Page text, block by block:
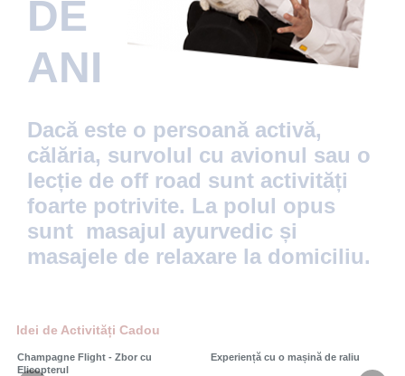
DE
ANI
Dacă este o persoană activă,
călăria, survolul cu avionul sau o
lecție de off road sunt activități
foarte potrivite. La polul opus
sunt masajul ayurvedic și
masajele de relaxare la domiciliu.
Idei de Activități Cadou
Champagne Flight - Zbor cu
Elicopterul
Experiență cu o mașină de raliu